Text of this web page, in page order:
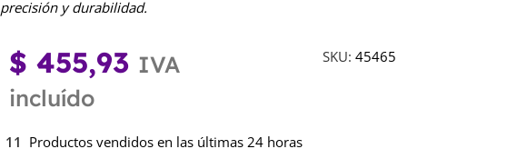
precisión y durabilidad.
$ 455,93 IVA
incluído
SKU:45465
11 Productos vendidos en las últimas 24 horas